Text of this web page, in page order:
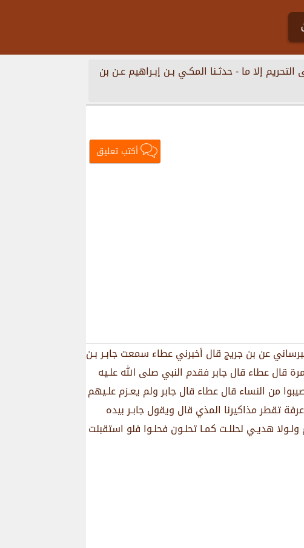
ﺇﻻ ﻣﺎ-ﺣﺪﺛـﻨﺎ ﺍﻟﻤﻜـﻲ ﺑـﻦ ﺇﺑـﺮﺍﻫﻴﻢ ﻋـﻦ ﺑﻦ
أكتب تعليق
ﺍﻟﺒﺮﺳﺎﻧﻲ ﻋﻦ ﺑﻦ ﺟﺮﻳﺞ ﻗﺎﻝ ﺃﺧﺒﺮﻧﻲ ﻋﻄﺎء ﺳﻤﻌﺖ ﺟﺎﺑـﺮ ﺑـﻦ
ﻗﺎﻝ ﻋﻄﺎء ﻗﺎﻝ ﺟﺎﺑﺮ ﻓﻘﺪﻡ ﺍﻟﻨﺒﻲ ﺻﻠﻰ الله ﻋﻠـﻴﻪ
ﻣﻦ ﺍﻟﻨﺴﺎء ﻗﺎﻝ ﻋﻄﺎء ﻗﺎﻝ ﺟﺎﺑﺮ ﻭﻟﻢ ﻳﻌـﺰﻡ ﻋﻠـﻴﻬﻢ
ﺗﻘﻄﺮ ﻣﺬﺍﻛﻴﺮﻧﺎ ﺍﻟﻤﺬﻱ ﻗﺎﻝ ﻭﻳﻘﻮﻝ ﺟﺎﺑـﺮ ﺑﻴﺪﻩ
ﻫﺪﻳـﻲ ﻟﺤﻠﻠـﺖ ﻛﻤـﺎ ﺗﺤﻠـﻮﻥ ﻓﺤﻠـﻮﺍ ﻓﻠﻮ ﺍﺳﺘﻘﺒﻠﺖ